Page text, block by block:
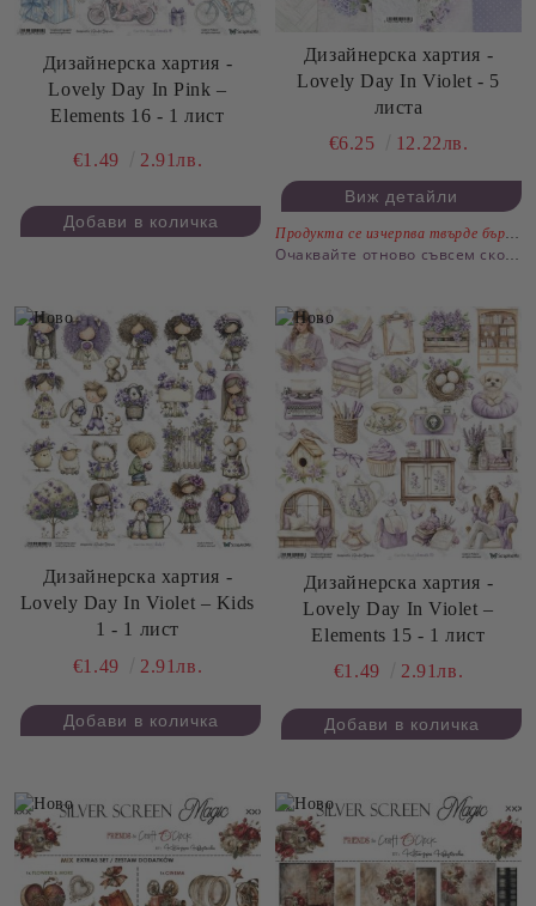
Дизайнерскa хартия -
Lovely Day In Pink –
Elements 16 - 1 лист
€1.49 2.91лв.
Дизайнерскa хартия -
Lovely Day In Violet - 5
листа
€6.25
12.22лв.
Виж детайли
Дизайнерскa хартия -
Lovely Day In Violet – Kids
1 - 1 лист
€1.49
2.91лв.
Дизайнерскa хартия -
Lovely Day In Violet –
Elements 15 - 1 лист
€1.49
2.91лв.